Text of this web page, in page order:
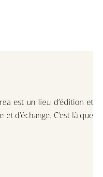
est un lieu d’édition et
et d’échange. C’est là que